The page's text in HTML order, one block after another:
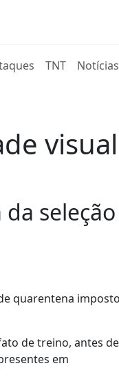
TNT Notícias
quarentena imposto
de treino, antes de
em